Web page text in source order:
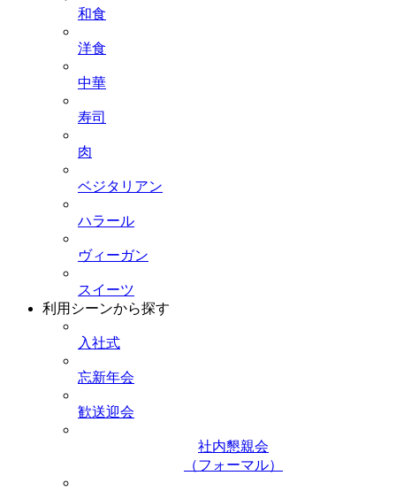
和食
洋食
中華
寿司
肉
ベジタリアン
ハラール
ヴィーガン
スイーツ
利用シーンから探す
入社式
忘新年会
歓送迎会
社内懇親会
（フォーマル）